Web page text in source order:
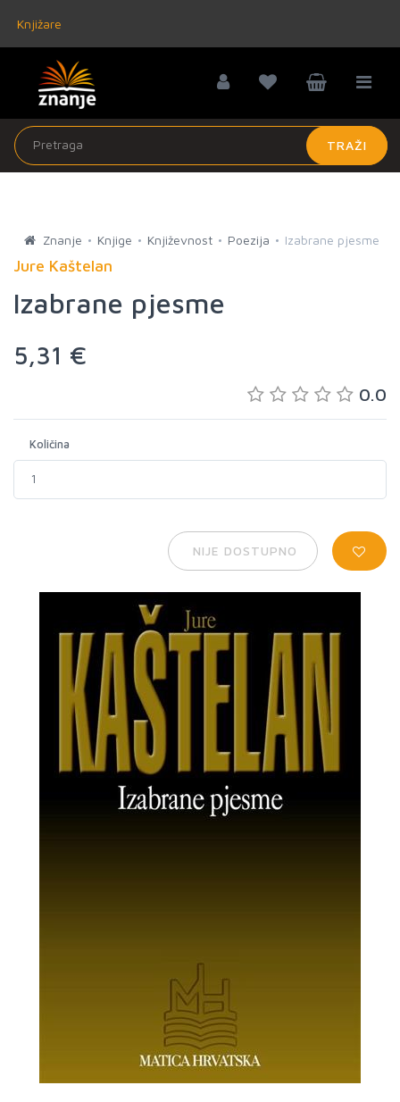
Knjižare
TRAŽI
Znanje Knjige Književnost Poezija Izabrane pjesme
Jure Kaštelan
Izabrane pjesme
5,31 €
0.0
Količina
NIJE DOSTUPNO